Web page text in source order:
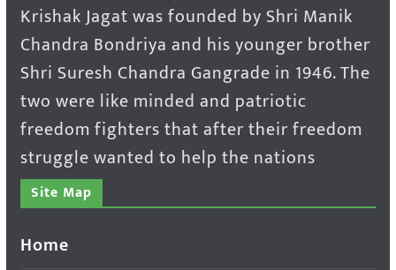
Krishak Jagat was founded by Shri Manik
Chandra Bondriya and his younger brother
Shri Suresh Chandra Gangrade in 1946. The
two were like minded and patriotic
freedom fighters that after their freedom
struggle wanted to help the nations
Site Map
Home